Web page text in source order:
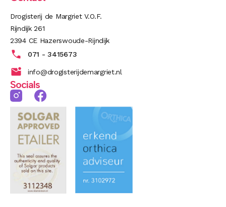
Drogisterij de Margriet V.O.F.
Rijndijk 261
2394 CE Hazerswoude-Rijndijk
071 - 3415673
info@drogisterijdemargriet.nl
Socials